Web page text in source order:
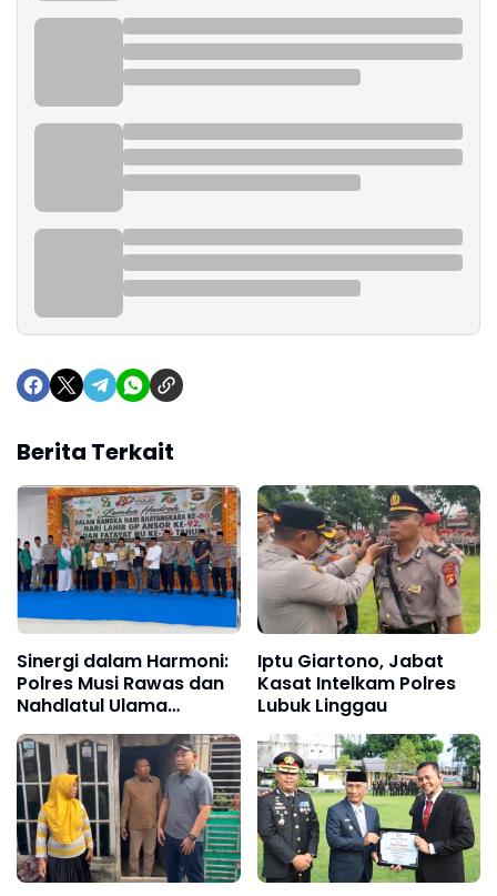
Berita Terkait
Sinergi dalam Harmoni:
Polres Musi Rawas dan
Nahdlatul Ulama
Rayakan Hari
Bhayangkara dengan
Lomba Hadroh
Iptu Giartono, Jabat
Kasat Intelkam Polres
Lubuk Linggau